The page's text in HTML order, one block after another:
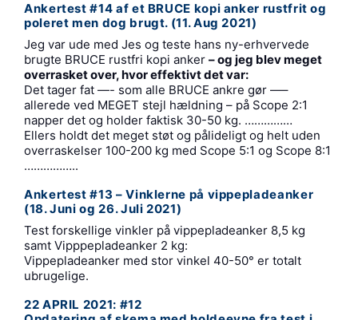
Ankertest #14 af et BRUCE kopi anker rustfrit og
poleret men dog brugt. (11. Aug 2021)
Jeg var ude med Jes og teste hans ny-erhvervede
brugte BRUCE rustfri kopi anker – og jeg blev meget
overrasket over, hvor effektivt det var:
Det tager fat —- som alle BRUCE ankre gør —–
allerede ved MEGET stejl hældning – på Scope 2:1
napper det og holder faktisk 30-50 kg. ……………
Ellers holdt det meget støt og pålideligt og helt uden
overraskelser 100-200 kg med Scope 5:1 og Scope 8:1
……………..
Ankertest #13 – Vinklerne på vippepladeanker
(18. Juni og 26. Juli 2021)
Test forskellige vinkler på vippepladeanker 8,5 kg
samt Vipppepladeanker 2 kg:
Vippepladeanker med stor vinkel 40-50° er totalt
ubrugelige.
22 APRIL 2021: #12